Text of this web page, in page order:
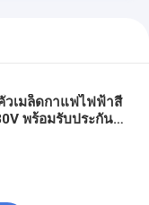
วเมล็ดกาแฟไฟฟ้าสี
พร้อมรับประกัน 1